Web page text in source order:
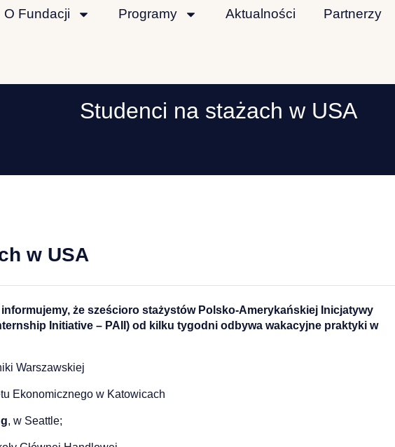
O Fundacji Programy Aktualności Partnerzy
Studenci na stażach w USA
w USA
że sześcioro stażystów Polsko-Amerykańskiej Inicjatywy
Initiative – PAII) od kilku tygodni odbywa wakacyjne praktyki w
Warszawskiej
Ekonomicznego w Katowicach
, w Seattle;